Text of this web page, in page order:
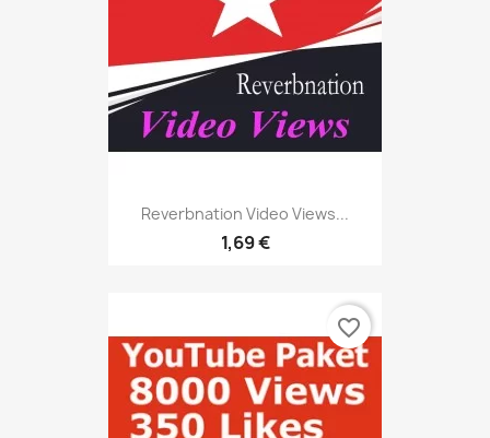
Reverbnation Video Views...
1,69 €
favorite_border